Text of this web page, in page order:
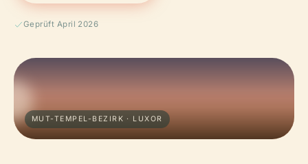
Geprüft April 2026
MUT-TEMPEL-BEZIRK · LUXOR